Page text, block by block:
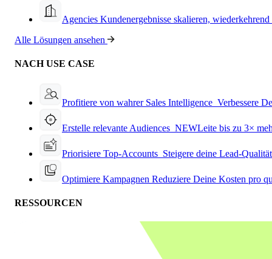
Agencies Kundenergebnisse skalieren,
Alle Lösungen ansehen
NACH USE CASE
Profitiere von wahrer Sales Intelligence Verbessere
Erstelle relevante Audiences NEWLeite bis zu 3×
Priorisiere Top-Accounts Steigere deine Lead-
Optimiere Kampagnen Reduziere Deine Kosten pro
RESSOURCEN